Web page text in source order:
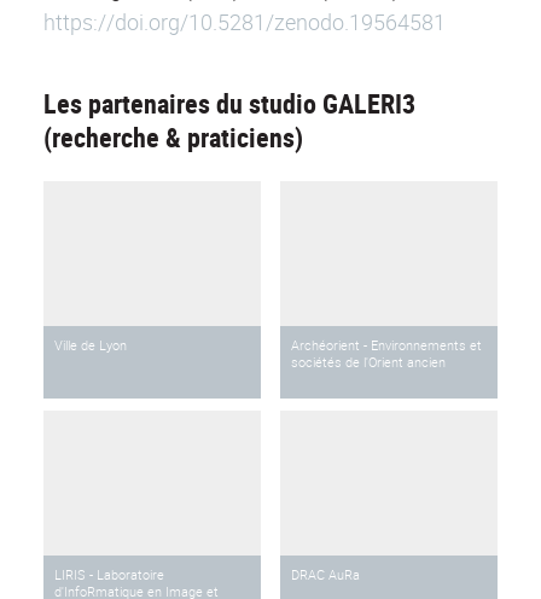
https://doi.org/10.5281/zenodo.19564581
Les partenaires du studio GALERI3
(recherche & praticiens)
Ville de Lyon
Archéorient - Environnements et
sociétés de l'Orient ancien
LIRIS - Laboratoire
d'InfoRmatique en Image et
DRAC AuRa